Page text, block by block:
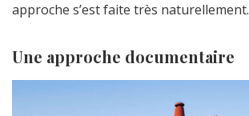
approche s’est faite très naturellement.
Une approche documentaire